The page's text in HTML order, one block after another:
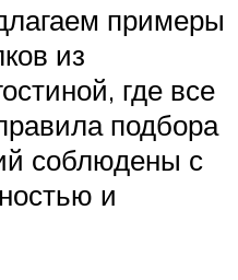
примеры
из
где все
подбора
соблюдены с
и